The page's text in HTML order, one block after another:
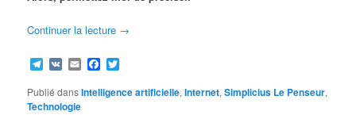
Continuer la lecture →
Telegram
VK EmailFacebook
Publié dansIntelligence artificielle,Internet,Simplicius Le Penseur,
Technologie